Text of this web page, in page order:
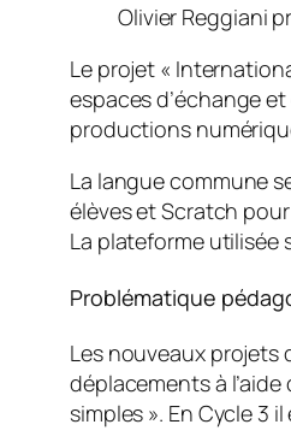
Olivier Reggiani
Le projet «
espaces d’échange
productions
La langue commune
élèves et Scratch
La plateforme utilisée
Problématique
Les nouveaux projets
déplacements à
simples ». En Cycle 3